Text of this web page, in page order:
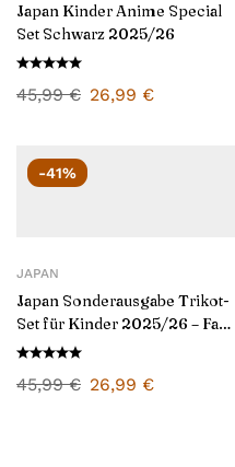
Japan Kinder Anime Special
Set Schwarz 2025/26
45,99€ 26,99 €
-41%
JAPAN
Japan Sonderausgabe Trikot-
Set für Kinder 2025/26 – Fan
Version
45,99€ 26,99 €